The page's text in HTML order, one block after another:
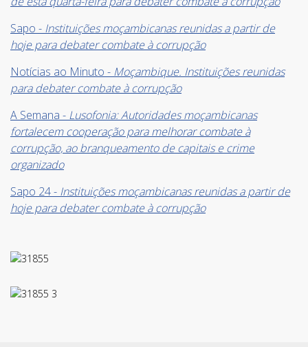
Sapo - Instituições moçambicanas reunidas a partir de
hoje para debater combate à corrupção
Notícias ao Minuto - Moçambique. Instituições reunidas
para debater combate à corrupção
A Semana - Lusofonia: Autoridades moçambicanas
fortalecem cooperação para melhorar combate à
corrupção, ao branqueamento de capitais e crime
organizado
Sapo 24 - Instituições moçambicanas reunidas a partir de
hoje para debater combate à corrupção
Li e aceito osTermos de Utilização
SUBSCREVER